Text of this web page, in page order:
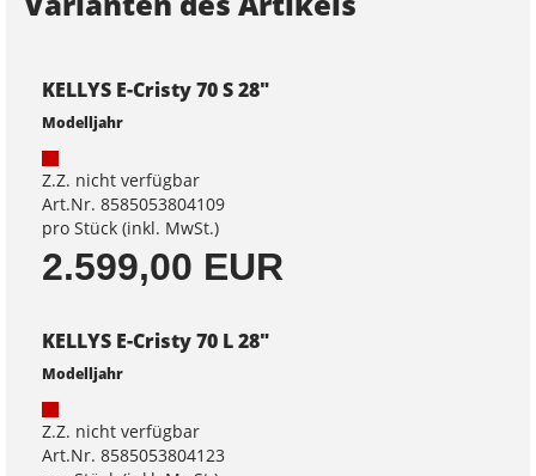
KELLYS E-Cristy 70 S 28"
Modelljahr
Z.Z. nicht verfügbar
Art.Nr. 8585053804109
pro Stück (inkl. MwSt.)
2.599,00 EUR
KELLYS E-Cristy 70 L 28"
Modelljahr
Z.Z. nicht verfügbar
Art.Nr. 8585053804123